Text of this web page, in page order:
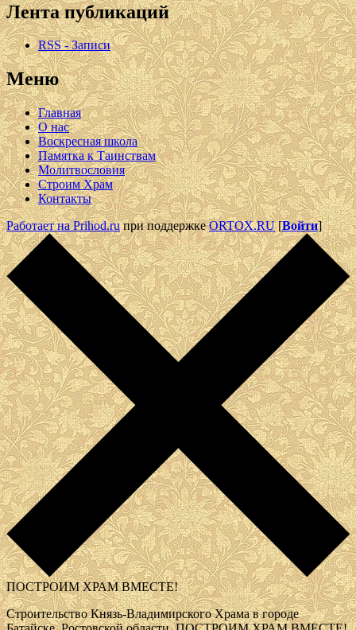
Лента публикаций
RSS - Записи
Меню
Главная
О нас
Воскресная школа
Памятка к Таинствам
Молитвословия
Строим Храм
Контакты
Работает на Prihod.ruпри поддержкеORTOX.RU[Войти]
ПОСТРОИМ ХРАМ ВМЕСТЕ!
Строительство Князь-Владимирского Храма в городе